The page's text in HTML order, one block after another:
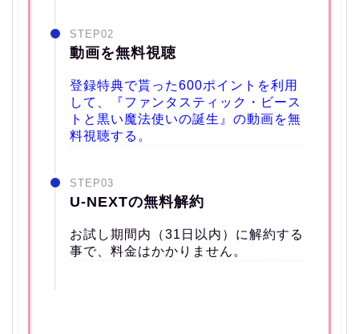
STEP02
動画を無料視聴
登録特典で貰った600ポイントを利用
して、『ファンタスティック・ビース
トと黒い魔法使いの誕生』の動画を無
料視聴する。
STEP03
U-NEXTの無料解約
お試し期間内（31日以内）に解約する
事で、料金はかかりません。